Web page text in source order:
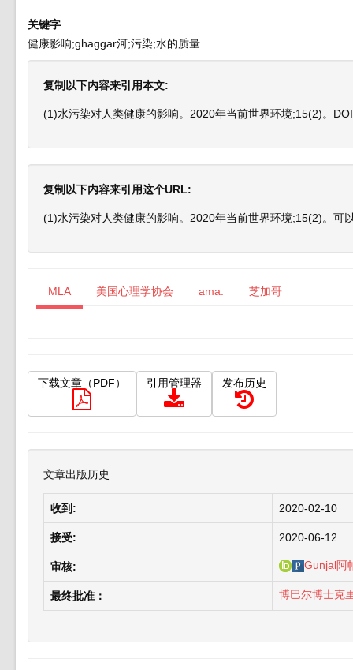
关键字
健康影响;ghaggar河;污染;水的质量
复制以下内容来引用本文:
(1)水污染对人类健康的影响。2020年当前世界环境;15(2)。
复制以下内容来引用这个URL:
(1)水污染对人类健康的影响。2020年当前世界环境;15(2)。可
MLA 美国心理学协会 ama. 芝加哥
下载文章（PDF） 引用管理器 发布历史
文章出版历史
收到: 2020-02-10
接受: 2020-06-12
审核: Gunjal阿
最终批准： 博巴尔博士克